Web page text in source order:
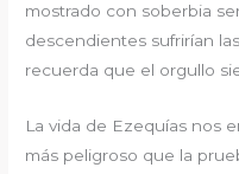
mostrado con soberbia
descendientes sufrirían
recuerda que el orgullo
La vida de Ezequías nos
más peligroso que la